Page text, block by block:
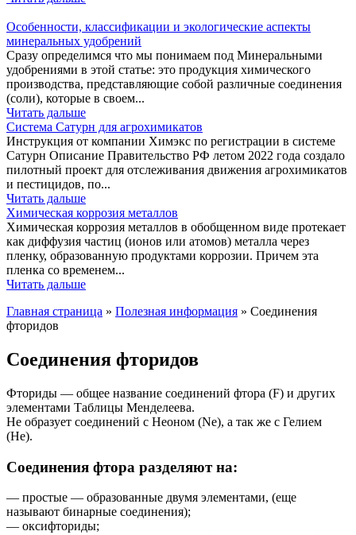
Особенности, классификации и экологические аспекты
минеральных удобрений
Сразу определимся что мы понимаем под Минеральными
удобрениями в этой статье: это продукция химического
производства, представляющие собой различные соединения
(соли), которые в своем...
Читать дальше
Система Сатурн для агрохимикатов
Инструкция от компании Химэкс по регистрации в системе
Сатурн Описание Правительство РФ летом 2022 года создало
пилотный проект для отслеживания движения агрохимикатов
и пестицидов, по...
Читать дальше
Химическая коррозия металлов
Химическая коррозия металлов в обобщенном виде протекает
как диффузия частиц (ионов или атомов) металла через
пленку, образованную продуктами коррозии. Причем эта
пленка со временем...
Читать дальше
Главная страница » Полезная информация » Соединения
фторидов
Соединения фторидов
Фториды — общее название соединений фтора (F) и других
элементами Таблицы Менделеева.
Не образует соединений с Неоном (Ne), а так же с Гелием
(Не).
Соединения фтора разделяют на:
— простые — образованные двумя элементами, (еще
называют бинарные соединения);
— оксифториды;